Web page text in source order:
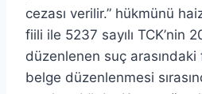
cezası verilir.” hükmünü
fiili ile 5237 sayılı TCK’nin
düzenlenen suç arasındaki
belge düzenlenmesi